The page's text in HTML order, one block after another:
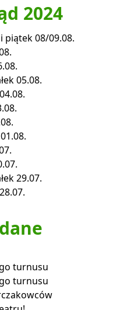
2024
piątek 08/09.08.
05.08.
29.07.
turnusu
turnusu